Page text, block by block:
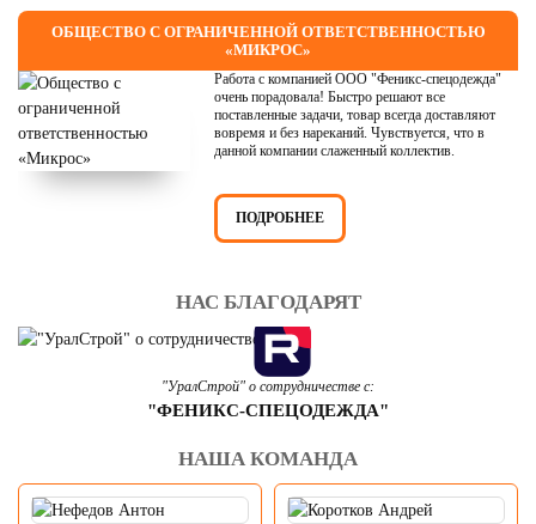
ОБЩЕСТВО С ОГРАНИЧЕННОЙ ОТВЕТСТВЕННОСТЬЮ
«МИКРОС»
Работа с компанией ООО "Феникс-спецодежда"
очень порадовала! Быстро решают все
поставленные задачи, товар всегда доставляют
вовремя и без нареканий. Чувствуется, что в
данной компании слаженный коллектив.
ПОДРОБНЕЕ
НАС БЛАГОДАРЯТ
"УралСтрой" о сотрудничестве с:
"ФЕНИКС-СПЕЦОДЕЖДА"
НАША КОМАНДА